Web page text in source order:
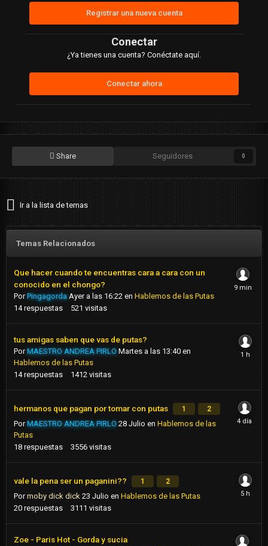
Registrar una nueva cuenta
Conectar
¿Ya tienes una cuenta? Conéctate aquí.
Conectar ahora
Share Seguidores 0
Ir a la lista de temas
Temas Relacionados
Que hacer cuando te encuentras cara a cara con un
conocido en el chongo?
PorPingagorda Ayer a las 16:22 en Hablemos de las Putas
14 respuestas 521 visitas
tus amigas saben que vas de putas?
PorMAESTRO ANDREA PIRLO Martes a las 13:40 en
Hablemos de las Putas
14 respuestas 1412 visitas
hermanos que pagan por tomar con putas 1 2
PorMAESTRO ANDREA PIRLO 28 Julio en Hablemos de las
Putas
18 respuestas 3556 visitas
vale la pena ser un paganini?? 1 2
Pormoby dick dick 23 Julio en Hablemos de las Putas
20 respuestas 3111 visitas
Zoe - Paris Hot - Gorda y sucia